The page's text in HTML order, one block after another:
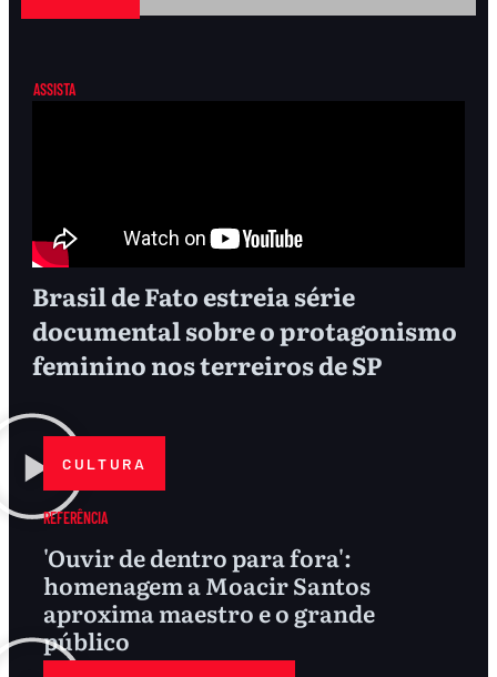
ASSISTA
Brasil de Fato estreia série
documental sobre o protagonismo
feminino nos terreiros de SP
CULTURA
REFERÊNCIA
'Ouvir de dentro para fora':
homenagem a Moacir Santos
aproxima maestro e o grande
público